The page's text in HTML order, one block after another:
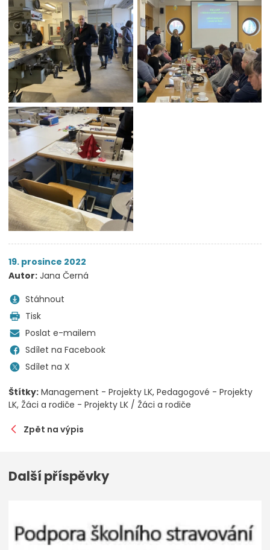
19. prosince 2022
Autor: Jana Černá
Stáhnout
Tisk
Poslat e-mailem
Sdílet na Facebook
Sdílet na X
Štítky: Management - Projekty LK Pedagogové - Projekty
LK Žáci a rodiče - Projekty LK / Žáci a rodiče
Zpět na výpis
Další příspěvky